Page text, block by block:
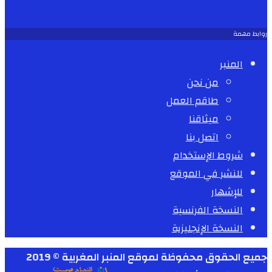
روابط مهمة
المنبر
من نحن
طاقم العمل
ميثاقنا
اتصل بنا
شروط الإستخدام
للنشر في الموقع
للإشهار
النسخة الفرنسية
النسخة الإنجليزية
جميع الحقوق محفوظة لموقع المنبر المغربية © 2019